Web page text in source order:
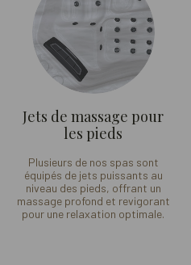
Jets de massage pour
les pieds
Plusieurs de nos spas sont
équipés de jets puissants au
niveau des pieds, offrant un
massage profond et revigorant
pour une relaxation optimale.